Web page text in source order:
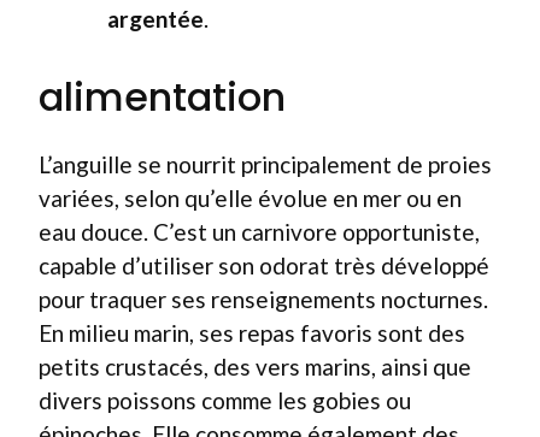
argentée.
alimentation
L’anguille se nourrit principalement de proies
variées, selon qu’elle évolue en mer ou en
eau douce. C’est un carnivore opportuniste,
capable d’utiliser son odorat très développé
pour traquer ses renseignements nocturnes.
En milieu marin, ses repas favoris sont des
petits crustacés, des vers marins, ainsi que
divers poissons comme les gobies ou